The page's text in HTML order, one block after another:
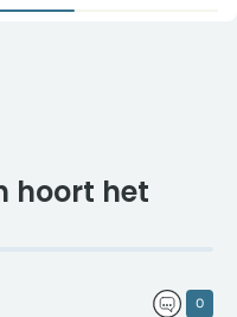
hoort het
0